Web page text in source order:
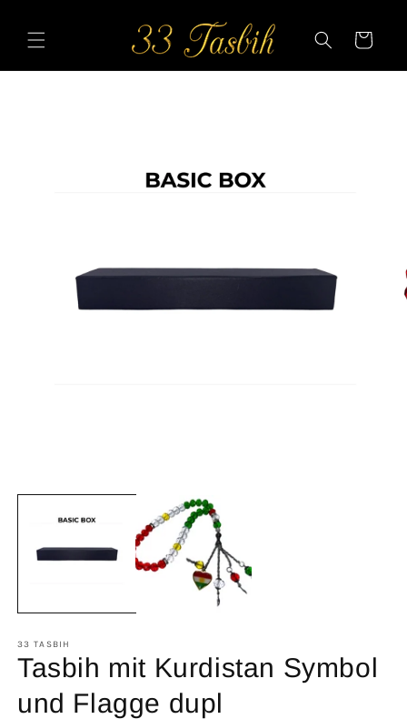
content
Cart
33 TASBIH
Tasbih mit Kurdistan Symbol
und Flagge dupl